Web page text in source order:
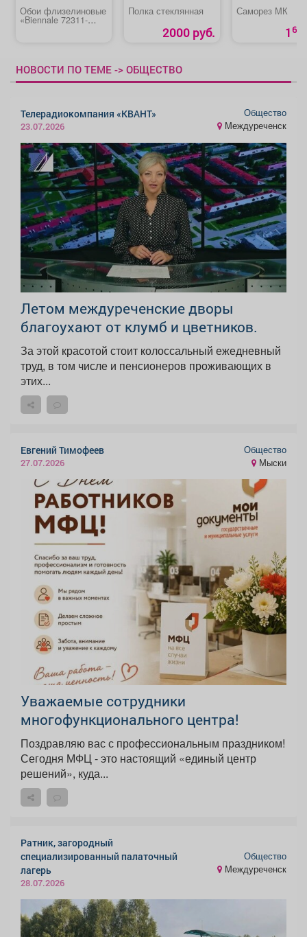
Обои флизелиновые
«Biennale 72311-
Полка стеклянная
2000 руб.
Саморез МК
160
НОВОСТИ ПО ТЕМЕ -> ОБЩЕСТВО
Телерадиокомпания «КВАНТ»
23.07.2026
Общество
Междуреченск
Летом междуреченские дворы
благоухают от клумб и цветников.
За этой красотой стоит колоссальный ежедневный
труд, в том числе и пенсионеров проживающих в
этих...
Евгений Тимофеев
27.07.2026
Общество
Мыски
Уважаемые сотрудники
многофункционального центра!
Поздравляю вас с профессиональным праздником!
Сегодня МФЦ - это настоящий «единый центр
решений», куда...
Ратник, загородный
специализированный палаточный
лагерь
28.07.2026
Общество
Междуреченск